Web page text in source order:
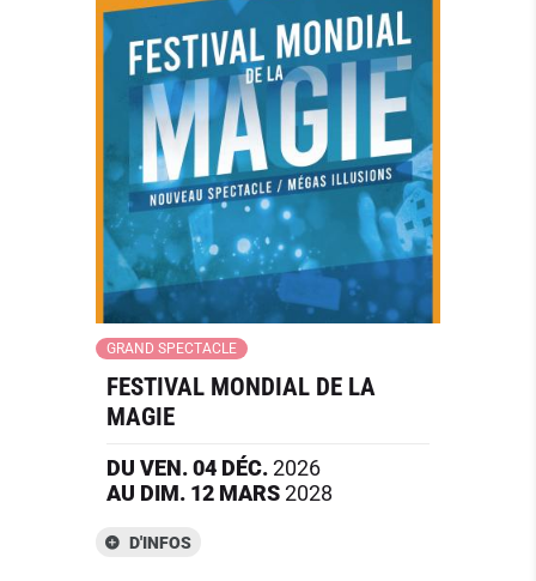
GRAND SPECTACLE
FESTIVAL MONDIAL DE LA
MAGIE
DU VEN.04 DÉC.2026
AU DIM. 12 MARS2028
D'INFOS